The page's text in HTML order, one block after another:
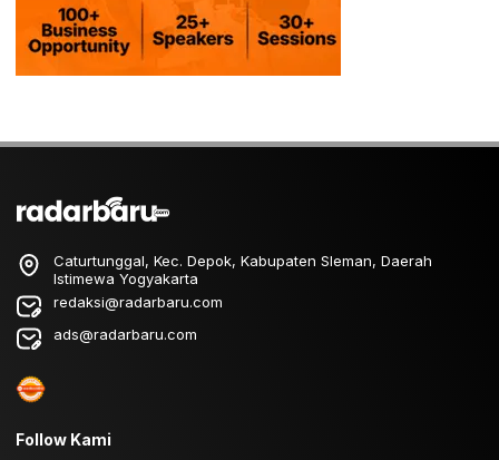
Caturtunggal, Kec. Depok, Kabupaten Sleman, Daerah
Istimewa Yogyakarta
redaksi@radarbaru.com
ads@radarbaru.com
Follow Kami